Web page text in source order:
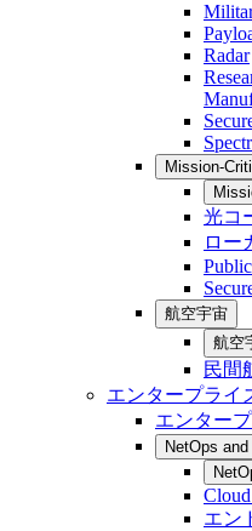
Radar
Mission-
光コ
ロー
航空宇宙
航空
民間
エンタープライ
エンター
NetOps
エン